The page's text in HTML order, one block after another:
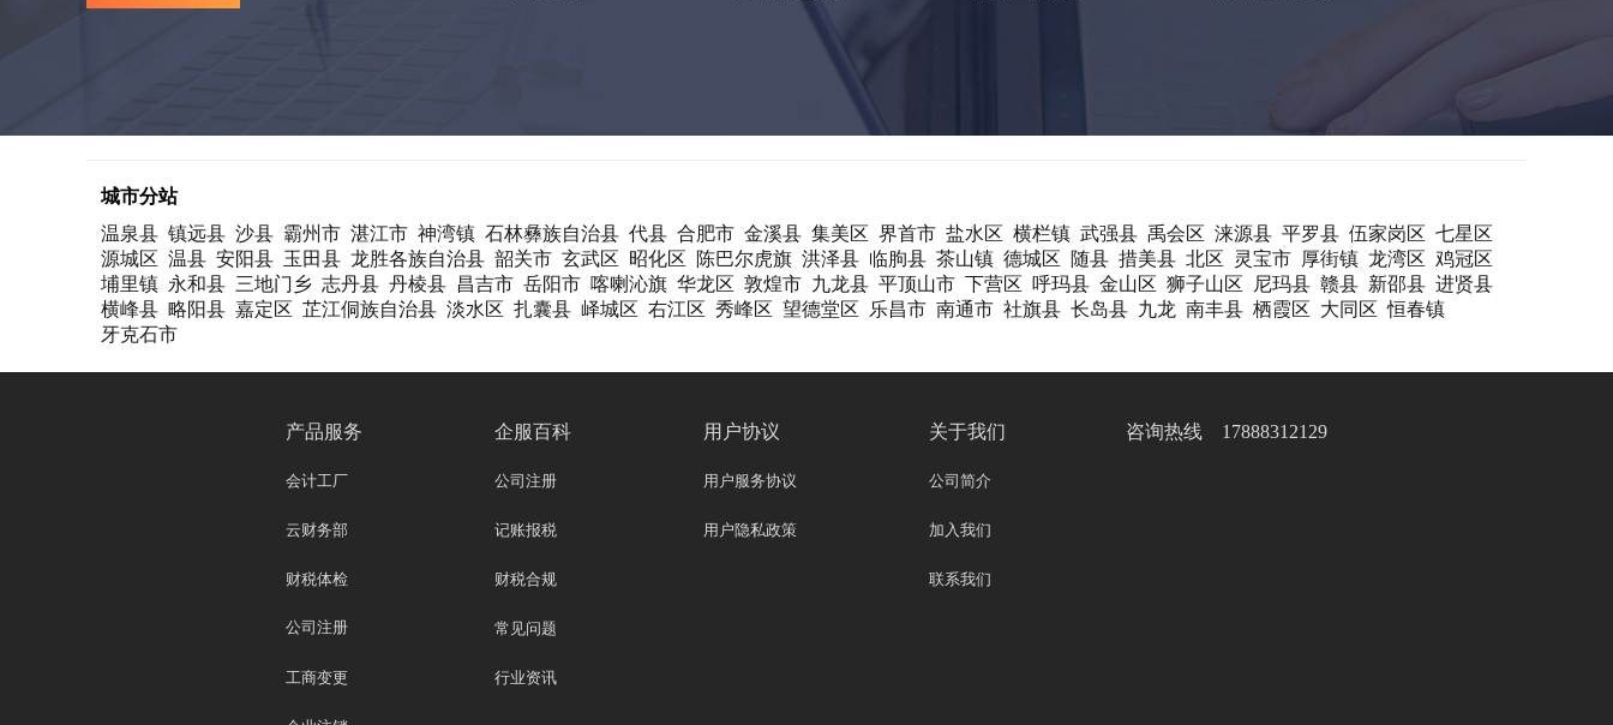
城市分站
温泉县 镇远县 沙县 霸州市 湛江市 神湾镇 石林彝族自治县 代县 合肥市 金溪县 集美区 界首市 盐水区 横栏镇 武强县 禹会区 涞源县 平罗县 伍家岗区 七星区
源城区 温县 安阳县 玉田县 龙胜各族自治县 韶关市 玄武区 昭化区 陈巴尔虎旗 洪泽县 临朐县 茶山镇 德城区 随县 措美县 北区 灵宝市 厚街镇 龙湾区 鸡冠区
埔里镇 永和县 三地门乡 志丹县 丹棱县 昌吉市 岳阳市 喀喇沁旗 华龙区 敦煌市 九龙县 平顶山市 下营区 呼玛县 金山区 狮子山区 尼玛县 赣县 新邵县 进贤县
横峰县 略阳县 嘉定区 芷江侗族自治县 淡水区 扎囊县 峄城区 右江区 秀峰区 望德堂区 乐昌市 南通市 社旗县 长岛县 九龙 南丰县 栖霞区 大同区 恒春镇
牙克石市
产品服务
会计工厂
云财务部
财税体检
公司注册
工商变更
企服百科
公司注册
记账报税
财税合规
常见问题
行业资讯
用户协议
用户服务协议
用户隐私政策
关于我们
公司简介
加入我们
联系我们
咨询热线 17888312129